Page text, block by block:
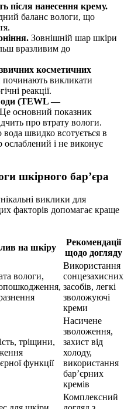
після нанесення крему.
баланс вологи, що
Зовнішній шар шкіри
вразливим до
косметичних
починають викликати
реакції.
(TEWL —
Це основний показник
про втрату вологи.
вода швидко всотується в
ослаблений і не виконує
шкірного бар’єра
виклики для
факторів допомагає краще
на шкіру
Рекомендації
щодо догляду
вологи,
Використання
сонцезахисних
засобів, легкі
зволожуючі
креми
тріщини,
функції
Насичене
зволоження,
захист від
холоду,
використання
бар’єрних
кремів
Комплексний